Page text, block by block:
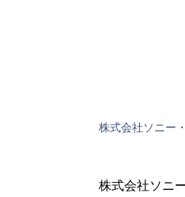
株式会社ソニー
株式会社ソニ